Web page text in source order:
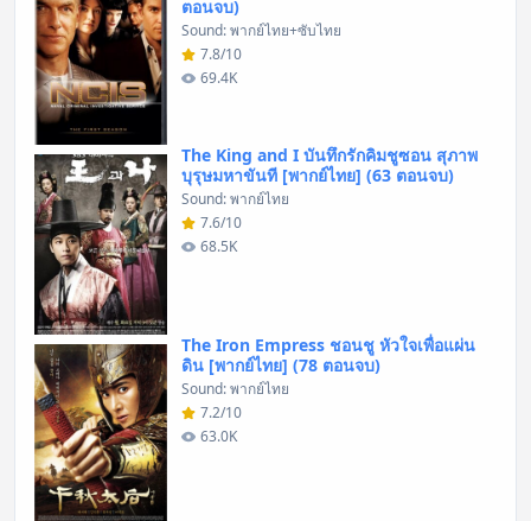
ตอนจบ)
Sound: พากย์ไทย+ซับไทย
7.8/10
69.4K
The King and I บันทึกรักคิมชูซอน สุภาพ
บุรุษมหาขันที [พากย์ไทย] (63 ตอนจบ)
Sound: พากย์ไทย
7.6/10
68.5K
The Iron Empress ชอนชู หัวใจเพื่อแผ่น
ดิน [พากย์ไทย] (78 ตอนจบ)
Sound: พากย์ไทย
7.2/10
63.0K